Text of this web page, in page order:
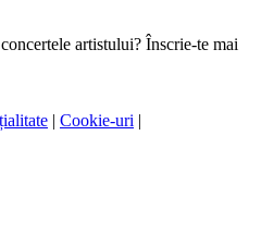
artistului? Înscrie-te mai
| Cookie-uri |